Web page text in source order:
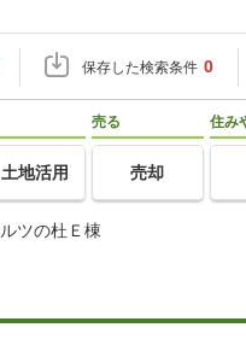
保存した検索条件 0
土地活用
売る
売却
住み
ツの杜Ｅ棟